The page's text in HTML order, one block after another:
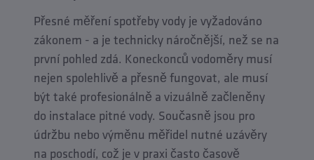
Přesné měření spotřeby vody je vyžadováno
zákonem - a je technicky náročnější, než se na
první pohled zdá. Koneckonců vodoměry musí
nejen spolehlivě a přesně fungovat, ale musí
být také profesionálně a vizuálně začleněny
do instalace pitné vody. Současně jsou pro
údržbu nebo výměnu měřidel nutné uzávěry
na poschodí, což je v praxi často časově